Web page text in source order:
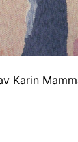
Karin